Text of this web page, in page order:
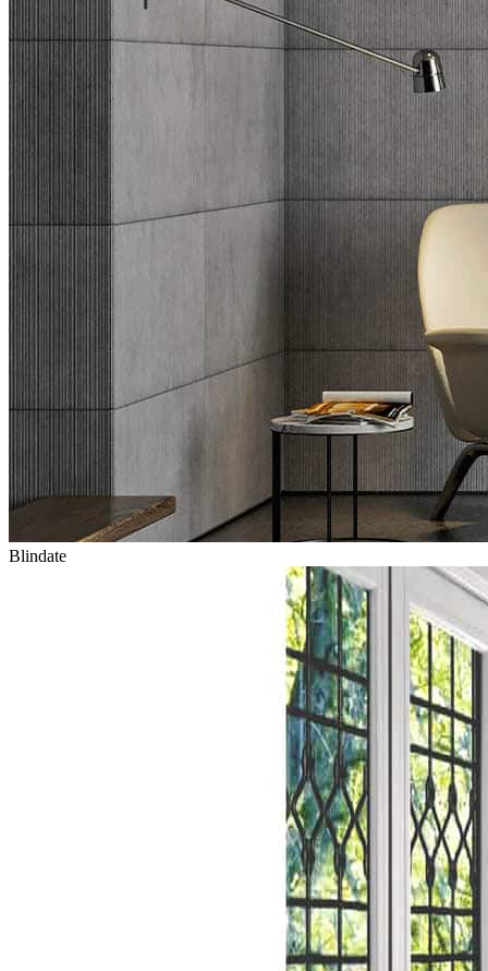
Blindate